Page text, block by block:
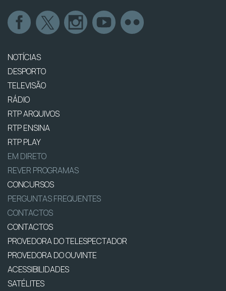
NOTÍCIAS
DESPORTO
TELEVISÃO
RÁDIO
RTP ARQUIVOS
RTP ENSINA
RTP PLAY
EM DIRETO
REVER PROGRAMAS
CONCURSOS
PERGUNTAS FREQUENTES
CONTACTOS
CONTACTOS
PROVEDORA DO TELESPECTADOR
PROVEDORA DO OUVINTE
ACESSIBILIDADES
SATÉLITES